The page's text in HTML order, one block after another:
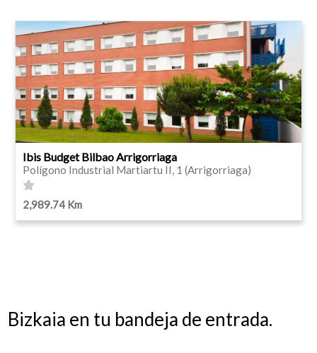
Ibis Budget Bilbao Arrigorriaga
Polígono Industrial Martiartu II, 1 (Arrigorriaga)
2,989.74 Km
Bizkaia en tu bandeja de entrada.